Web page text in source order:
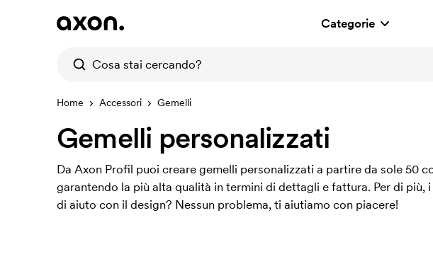
Categorie
Home Accessori Gemelli
Gemelli personalizzati
Da Axon Profil puoi creare gemelli personalizzati a partire da sole
garantendo la più alta qualità in termini di dettagli e fattura. Per di
di aiuto con il design? Nessun problema, ti aiutiamo con piacere!